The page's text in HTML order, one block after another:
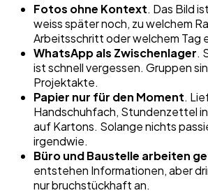
Fotos ohne Kontext. Das Bild
weiss später noch, zu welchem
Arbeitsschritt oder welchem Tag
WhatsApp als Zwischenlager.
ist schnell vergessen. Gruppen
Projektakte.
Papier nur für den Moment.
Handschuhfach, Stundenzettel
auf Kartons. Solange nichts
irgendwie.
Büro und Baustelle arbeiten
entstehen Informationen, aber
nur bruchstückhaft an.